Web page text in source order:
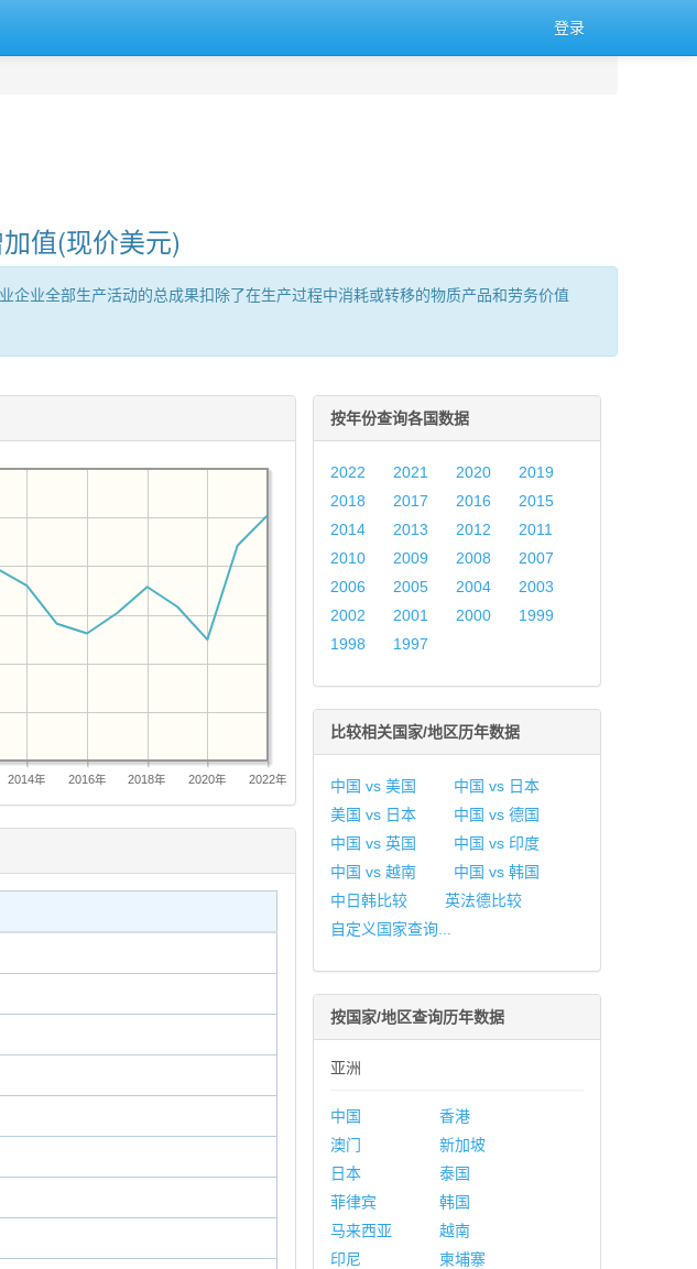
登录
值(现价美元)
业全部生产活动的总成果扣除了在生产过程中消耗或转移的物质产品和劳务价值
2014年 2016年 2018年 2020年 2022年
按年份查询各国数据
2022 2021 2020
2019
2018
2017 2016
2015
2014
2013 2012
2011
2010
2009 2008
2007
2006
2005 2004
2003
2002
2001 2000
1999
1998
1997
比较相关国家/地区历年数据
中国 vs 美国
中国 vs 日本
美国 vs 日本
中国 vs 德国
中国 vs 英国
中国 vs 印度
中国 vs 越南
中国 vs 韩国
中日韩比较
英法德比较
自定义国家查询...
按国家/地区查询历年数据
亚洲
中国
香港
澳门
新加坡
日本
泰国
菲律宾
韩国
马来西亚
越南
印尼
柬埔寨